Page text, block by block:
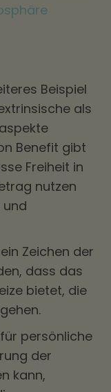
Beispiel
als
Benefit gibt
Freiheit in
nutzen
Zeichen der
dass das
bietet, die
persönliche
der
kann,